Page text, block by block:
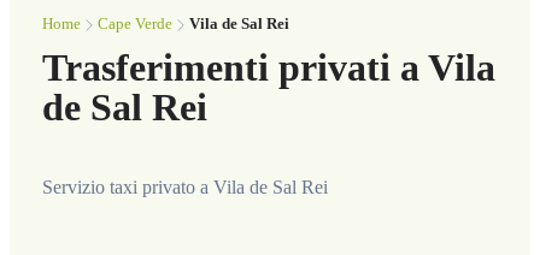
Home Cape Verde Vila de Sal Rei
Trasferimenti privati a Vila
de Sal Rei
Servizio taxi privato a Vila de Sal Rei